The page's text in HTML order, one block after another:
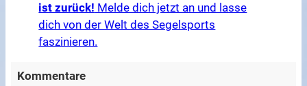
ist zurück! Melde dich jetzt an und lasse
dich von der Welt des Segelsports
faszinieren.
Kommentare